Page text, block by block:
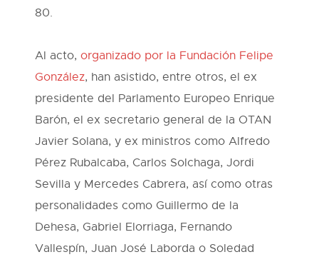
80.
Al acto, organizado por la Fundación Felipe
González, han asistido, entre otros, el ex
presidente del Parlamento Europeo Enrique
Barón, el ex secretario general de la OTAN
Javier Solana, y ex ministros como Alfredo
Pérez Rubalcaba, Carlos Solchaga, Jordi
Sevilla y Mercedes Cabrera, así como otras
personalidades como Guillermo de la
Dehesa, Gabriel Elorriaga, Fernando
Vallespín, Juan José Laborda o Soledad